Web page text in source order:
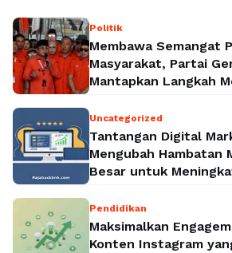
Politik
Membawa Semangat
Masyarakat, Partai
Mantapkan Langkah
Uncategorized
Tantangan Digital
Mengubah Hambatan
Besar untuk
Pendidikan
Maksimalkan
Konten Instagram